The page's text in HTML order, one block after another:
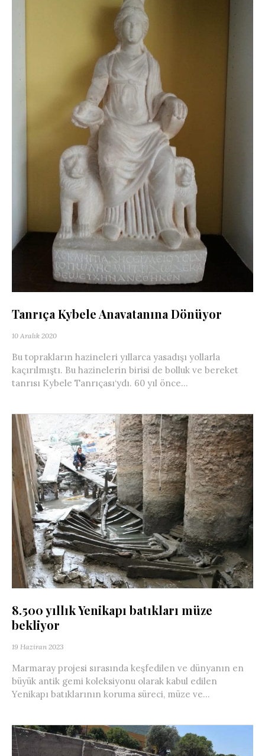
Tanrıça Kybele Anavatanına Dönüyor
10 Aralık 2020
Bu toprakların hazineleri yıllarca yasadışı yollarla
kaçırılmıştı. Bu hazinelerin birisi de bolluk ve bereket
tanrısı Kybele Tanrıçası‘ydı. 60 yıl önce...
8.500 yıllık Yenikapı batıkları müze
bekliyor
19 Haziran 2023
Marmaray projesi sırasında keşfedilen ve dünyanın en
büyük antik gemi koleksiyonu olarak kabul edilen
Yenikapı batıklarının koruma süreci, müze ve...